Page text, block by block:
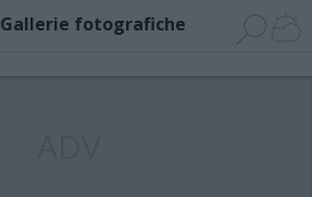
Gallerie fotografiche